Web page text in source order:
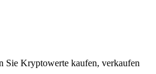
Sie Kryptowerte kaufen, verkaufen